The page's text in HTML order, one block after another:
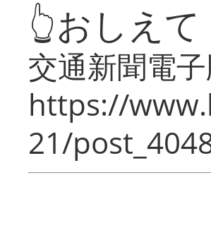
👆おしえ
交通新聞電
https://
21/